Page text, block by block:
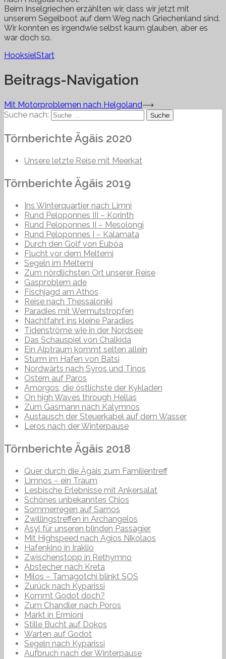
Beim Inselgriechen erzählten wir, dass wir jetzt mit
unserem Segelboot auf dem Weg nach Griechenland sind.
Wir konnten es irgendwie selbst kaum glauben, aber es
war doch so.
HooksielStart
Beitrags-Navigation
Mit Motorproblemen nach Helgoland⟶
Suche nach:
Törnberichte Ägäis 2020
Unsere letzte Reise mit Meerkat
Törnberichte Ägäis 2019
Ins Winterquartier nach Limni
Rund Peloponnes III – Korinth
Rund Peloponnes II – Mesolongi
Rund Peloponnes I – Kalamata
Durch den Golf von Euböa
Flucht vor dem Meltemi
Segeln im Meltemi
Zum nördlichsten Ort unserer Reise
Gasproblem ade
Fischjagd am Athos
Reise nach Thessaloniki
Paradies mit Wermutstropfen
Nachtfahrt ins kleine Paradies
Tidenströme wie in der Nordsee
Das Schauspiel von Chalkida
Ein Alptraum kommt selten allein
Sturm im Hafen von Batsi
Nordwärts nach Syros und Tinos
Ostern auf Paros
Amorgos, die östlichste der Kykladen
On high Waves through Hellas
Zum Gasmann nach Kalymnos
Austausch der Steuerkabel auf dem Wasser
Leros nach der Winterpause
Törnberichte Ägäis 2018
Quer durch die Ägäis zum Familientreff
Limnos – ein Traum
Lesbische Erlebnisse mit Ankersalat
Schönes unbekanntes Chios
Sommerregen auf Samos
Zwillingstreffen in Archangelos
Asyl für unseren blinden Passagier
Mit Highspeed nach Agios Nikolaos
Hafenkino in Iraklio
Zwischenstopp in Rethymno
Abstecher nach Kreta
Milos – Tamagotchi blinkt SOS
Zurück nach Kyparissi
Kommt Godot doch?
Zum Chandler nach Poros
Markt in Ermioni
Stille Bucht auf Dokos
Warten auf Godot
Segeln nach Kyparissi
Aufbruch nach der Winterpause